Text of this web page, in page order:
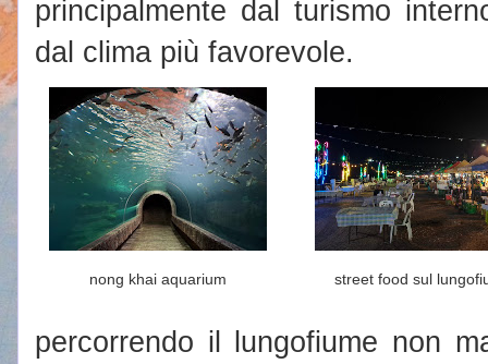
principalmente dal turismo
dal clima più favorevole.
nong khai aquarium street food sul
percorrendo il lungofiume non